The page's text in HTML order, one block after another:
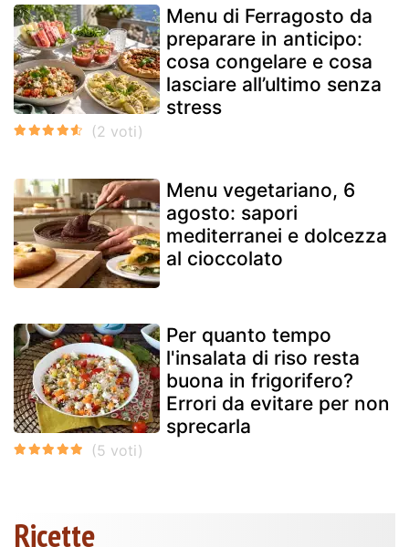
Menu di Ferragosto da
preparare in anticipo:
cosa congelare e cosa
lasciare all’ultimo senza
stress
Menu vegetariano, 6
agosto: sapori
mediterranei e dolcezza
al cioccolato
Per quanto tempo
l'insalata di riso resta
buona in frigorifero?
Errori da evitare per non
sprecarla
Ricette